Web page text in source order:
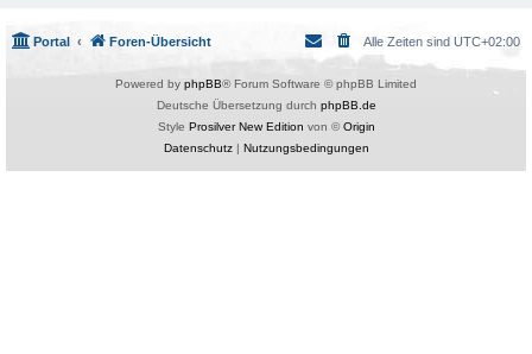
Portal Foren-Übersicht Alle Zeiten sind UTC+02:00
Powered by phpBB® Forum Software © phpBB Limited
Deutsche Übersetzung durch phpBB.de
Style Prosilver New Edition von ©Origin
Datenschutz| Nutzungsbedingungen